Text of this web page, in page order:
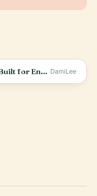
The Colosseum Wasn&#39;t Built for Entertainment DamiLee